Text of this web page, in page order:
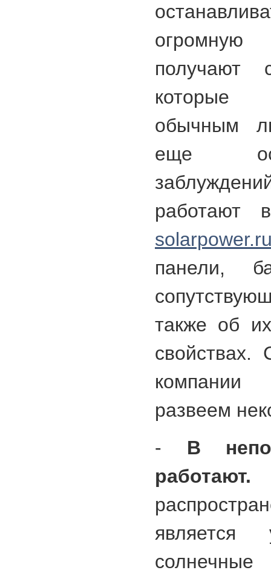
получают
которые
обычным
еще
работают
панели,
также об
развеем
- В
работают.
является